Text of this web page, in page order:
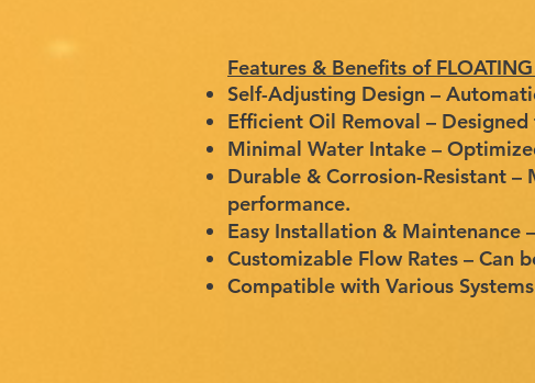
Features & Benefits of
Self-Adjusting Design –
Efficient Oil Removal –
Minimal Water Intake –
Durable & Corrosion-Resistant
performance.
Easy Installation & Maintenance
Customizable Flow Rates – Can
Compatible with Various